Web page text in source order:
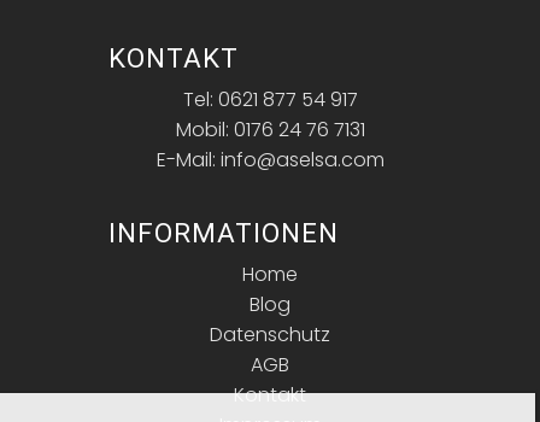
KONTAKT
Tel: 0621 877 54 917
Mobil: 0176 24 76 7131
E-Mail: info@aselsa.com
INFORMATIONEN
Home
Blog
Datenschutz
AGB
Kontakt